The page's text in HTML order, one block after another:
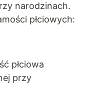
narodzinach.
płciowych:
płciowa
przy